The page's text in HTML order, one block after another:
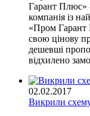
Гарант Плюс»
компанія із
«Пром Гарант
свою цінову
дешевші
відхилено
02.02.2017
Викрили схему